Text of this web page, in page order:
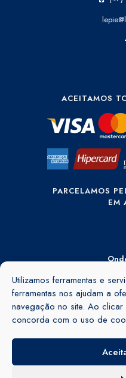
Utilizamos ferramentas e
ferramentas nos ajudam a
navegação no site. Ao
concorda com o uso de
ACEITAMOS
PARCELAMOS
EM
Rua Ângelo Rubini, 895 -
Ver